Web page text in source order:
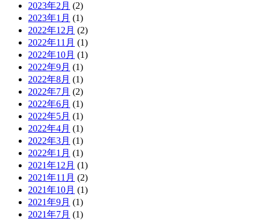
2023年2月 (2)
2023年1月 (1)
2022年12月 (2)
2022年11月 (1)
2022年10月 (1)
2022年9月 (1)
2022年8月 (1)
2022年7月 (2)
2022年6月 (1)
2022年5月 (1)
2022年4月 (1)
2022年3月 (1)
2022年1月 (1)
2021年12月 (1)
2021年11月 (2)
2021年10月 (1)
2021年9月 (1)
2021年7月 (1)